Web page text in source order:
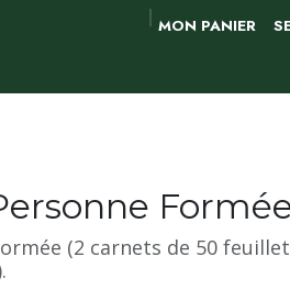
MON PANIER
(2 carnets de 50